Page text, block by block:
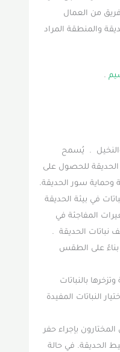
من العمال
والمنطقة المراد
.
. يُسمح
للحصول على
وحماية سور الحديقة.
في بيئة الحديقة
المفاجئة في
نباتات الحديقة .
بناءً على الطقس
بالنباتات
النباتات المفيدة
بإجراء حفر
الحديقة. في حالة